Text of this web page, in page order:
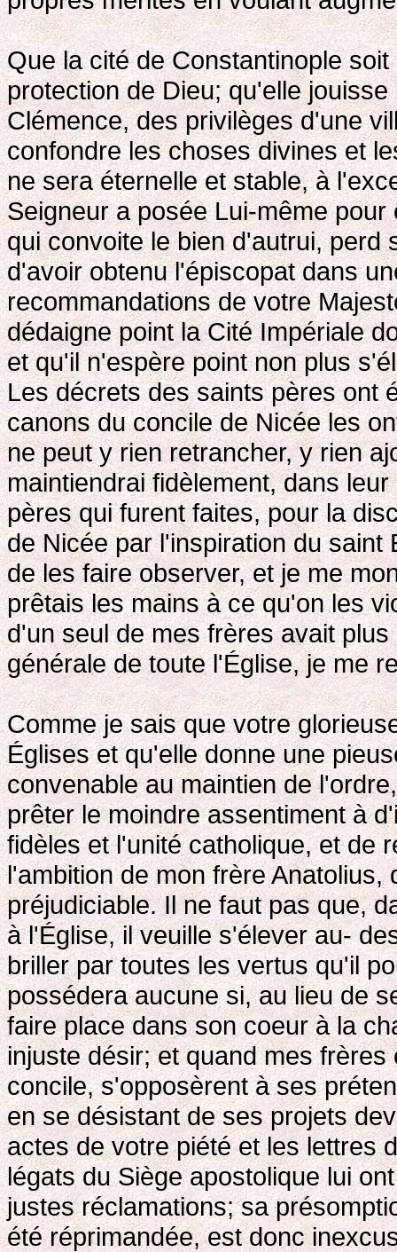
Que la cité de Constantinople
protection de Dieu; qu'elle
Clémence, des privilèges d'une
confondre les choses divines et
ne sera éternelle et stable, à
Seigneur a posée Lui-même
qui convoite le bien d'autrui, perd
d'avoir obtenu l'épiscopat dans
recommandations de votre
dédaigne point la Cité Impériale
et qu'il n'espère point non plus
Les décrets des saints pères ont
canons du concile de Nicée les
ne peut y rien retrancher, y rien
maintiendrai fidèlement, dans
pères qui furent faites, pour la
de Nicée par l'inspiration du
de les faire observer, et je me
prêtais les mains à ce qu'on les
d'un seul de mes frères avait
générale de toute l'Église, je me
Comme je sais que votre
Églises et qu'elle donne une
convenable au maintien de
prêter le moindre assentiment à
fidèles et l'unité catholique, et de
l'ambition de mon frère
préjudiciable. Il ne faut pas que,
à l'Église, il veuille s'élever au-
briller par toutes les vertus qu'il
possédera aucune si, au lieu de
faire place dans son coeur à la
injuste désir; et quand mes
concile, s'opposèrent à ses
en se désistant de ses projets
actes de votre piété et les lettres
légats du Siège apostolique lui
justes réclamations; sa
été réprimandée, est donc